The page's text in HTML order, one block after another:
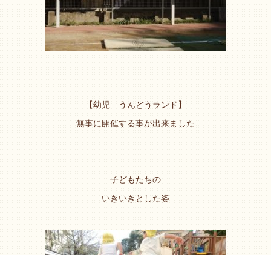
【幼児 うんどうランド】
無事に開催する事が出来ました
子どもたちの
いきいきとした姿